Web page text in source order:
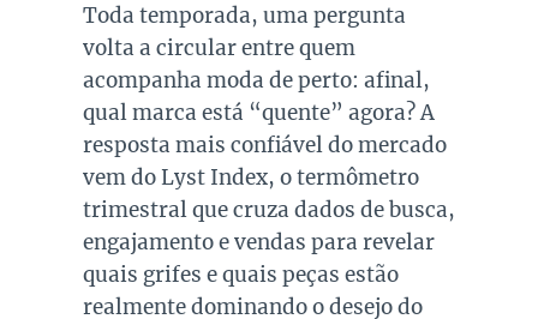
Toda temporada, uma pergunta
volta a circular entre quem
acompanha moda de perto: afinal,
qual marca está “quente” agora? A
resposta mais confiável do mercado
vem do Lyst Index, o termômetro
trimestral que cruza dados de busca,
engajamento e vendas para revelar
quais grifes e quais peças estão
realmente dominando o desejo do